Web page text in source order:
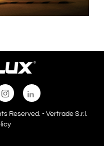
Reserved. - Vertrade S.r.l.